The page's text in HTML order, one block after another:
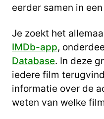
eerder samen in
Je zoekt het
IMDb-app,
Database. In deze
iedere film
informatie over de
weten van welke